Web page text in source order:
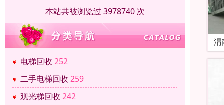
本站共被浏览过 3978740 次
电梯回收 252
二手电梯回收 259
观光梯回收 242
渭